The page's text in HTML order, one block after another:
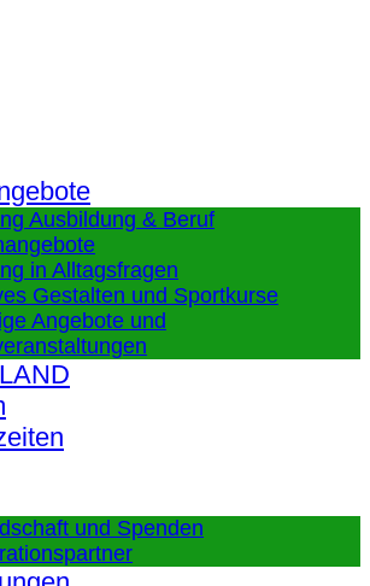
Ausbildung & Beruf
in Alltagsfragen
Gestalten und Sportkurse
Angebote und
und Spenden